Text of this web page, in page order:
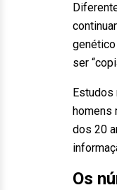
ser
Estudos
homens
dos 20
Os